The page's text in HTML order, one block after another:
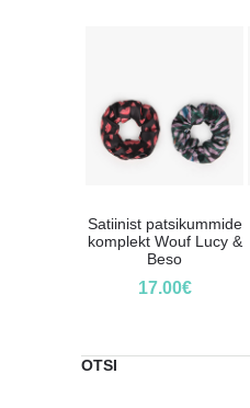
Satiinist patsikummide
komplekt Wouf Lucy &
Beso
17.00€
OTSI